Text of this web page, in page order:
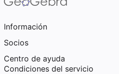
Información
Socios
Centro de ayuda
Condiciones del servicio